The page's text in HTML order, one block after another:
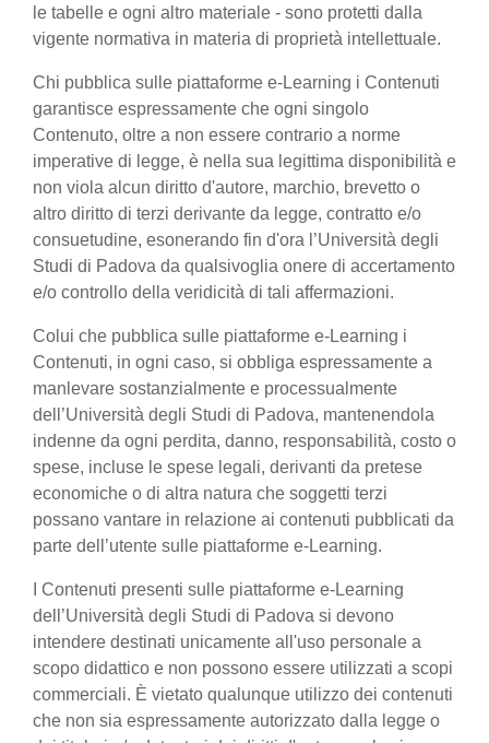
le tabelle e ogni altro materiale - sono protetti dalla
vigente normativa in materia di proprietà intellettuale.
Chi pubblica sulle piattaforme e-Learning i Contenuti
garantisce espressamente che ogni singolo
Contenuto, oltre a non essere contrario a norme
imperative di legge, è nella sua legittima disponibilità e
non viola alcun diritto d'autore, marchio, brevetto o
altro diritto di terzi derivante da legge, contratto e/o
consuetudine, esonerando fin d'ora l’Università degli
Studi di Padova da qualsivoglia onere di accertamento
e/o controllo della veridicità di tali affermazioni.
Colui che pubblica sulle piattaforme e-Learning i
Contenuti, in ogni caso, si obbliga espressamente a
manlevare sostanzialmente e processualmente
dell’Università degli Studi di Padova, mantenendola
indenne da ogni perdita, danno, responsabilità, costo o
spese, incluse le spese legali, derivanti da pretese
economiche o di altra natura che soggetti terzi
possano vantare in relazione ai contenuti pubblicati da
parte dell’utente sulle piattaforme e-Learning.
I Contenuti presenti sulle piattaforme e-Learning
dell’Università degli Studi di Padova si devono
intendere destinati unicamente all'uso personale a
scopo didattico e non possono essere utilizzati a scopi
commerciali. È vietato qualunque utilizzo dei contenuti
che non sia espressamente autorizzato dalla legge o